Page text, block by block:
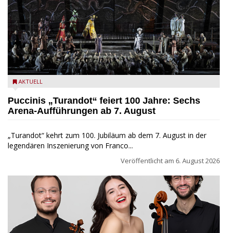
Turandot in der Arena von Verona - Ennevi für Fondazione
AKTUELL
Puccinis „Turandot“ feiert 100 Jahre: Sechs
Arena-Aufführungen ab 7. August
„Turandot“ kehrt zum 100. Jubiläum ab dem 7. August in der
legendären Inszenierung von Franco...
Veröffentlicht am 6. August 2026